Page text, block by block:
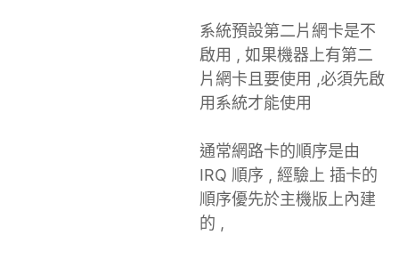
系統預設第二片網卡是不
啟用 , 如果機器上有第二
片網卡且要使用 ,必須先啟
用系統才能使用
通常網路卡的順序是由
IRQ 順序 , 經驗上 插卡的
順序優先於主機版上內建
的 ,